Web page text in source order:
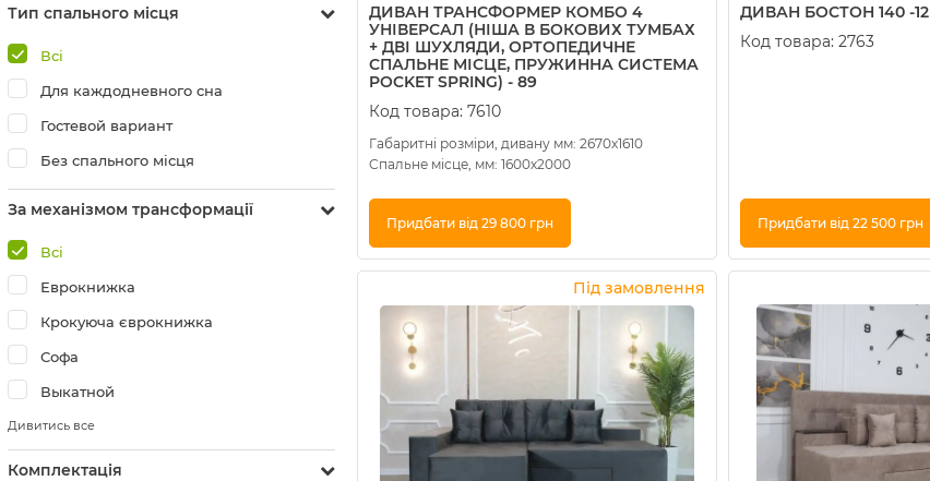
Тип спального місця
Всі
Для каждодневного сна
Гостевой вариант
Без спального місця
За механізмом трансформації
Всі
Еврокнижка
Крокуюча єврокнижка
Софа
Выкатной
Дивитись все
Комплектація
ДИВАН ТРАНСФОРМЕР КОМБО 4
УНІВЕРСАЛ (НІША В БОКОВИХ ТУМБАХ
+ ДВІ ШУХЛЯДИ, ОРТОПЕДИЧНЕ
СПАЛЬНЕ МІСЦЕ, ПРУЖИННА СИСТЕМА
POCKET SPRING) - 89
Код товара: 7610
Габаритні розміри, дивану мм: 2670х1610
Спальне місце, мм: 1600х2000
Придбати від 29 800 грн
Купити в 1 клік
ДИВАН БОСТОН 140 -12
Код товара: 2763
Придбати від 22 500 грн
Купити в 1 клік
Під замовлення